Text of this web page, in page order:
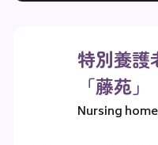
特別養護
「藤苑」
Nursing home